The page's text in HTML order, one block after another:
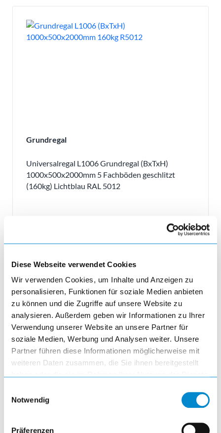
Diese Webseite verwendet Cookies
Wir verwenden Cookies, um Inhalte und Anzeigen zu
personalisieren, Funktionen für soziale Medien anbieten
zu können und die Zugriffe auf unsere Website zu
analysieren. Außerdem geben wir Informationen zu Ihrer
Verwendung unserer Website an unsere Partner für
soziale Medien, Werbung und Analysen weiter. Unsere
Partner führen diese Informationen möglicherweise mit
weiteren Daten zusammen, die Sie ihnen bereitgestellt
Notwendig
Präferenzen
Grundregal
Universalregal L1006 Grundregal (BxTxH)
1000x500x2000mm 5 Fachböden geschlitzt
(160kg) Lichtblau RAL 5012
Produktmenge auswählen und in den
remove
Menge
add
add_shopping_cart